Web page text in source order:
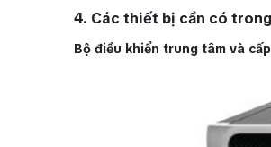
4. Các thiết bị cần có
Bộ điều khiển trung tâm và